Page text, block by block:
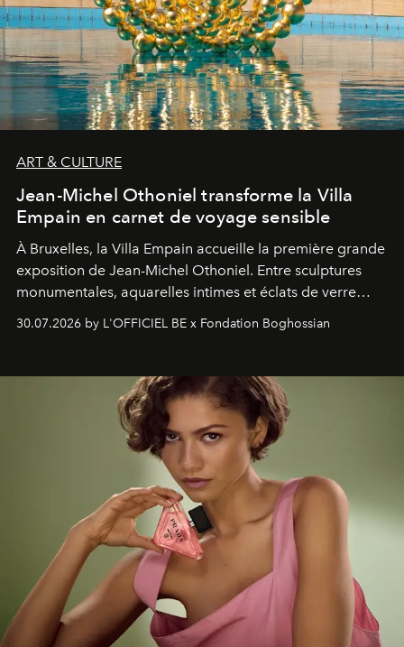
ART & CULTURE
Jean-Michel Othoniel transforme la Villa
Empain en carnet de voyage sensible
À Bruxelles, la Villa Empain accueille la première grande
exposition de Jean-Michel Othoniel. Entre sculptures
monumentales, aquarelles intimes et éclats de verre
émotionnel où chaque œuvre devient le souvenir
émerveillement.
30.07.2026 by L'OFFICIEL BE x Fondation Boghossian